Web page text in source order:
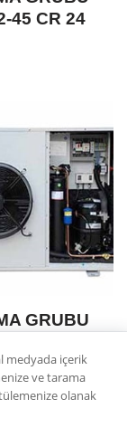
45 CR 24
GRUBU
medyada içerik
ve tarama
olanak